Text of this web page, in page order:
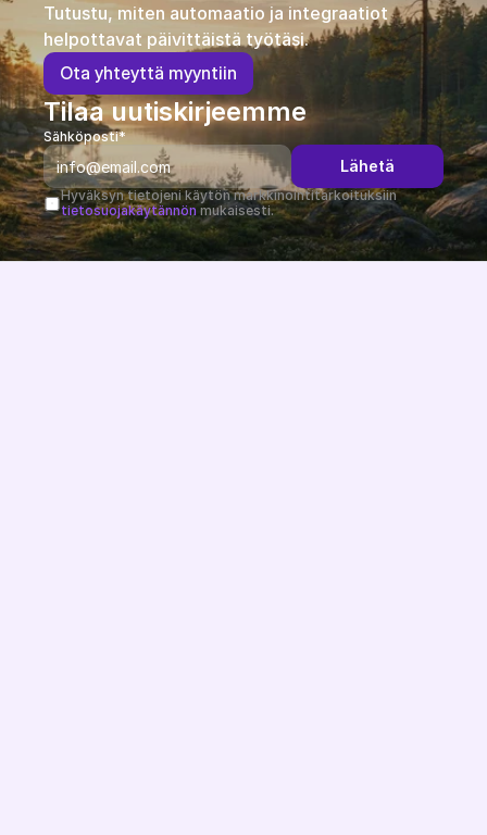
Tutustu, miten automaatio ja integraatiot
helpottavat päivittäistä työtäsi.
Ota yhteyttä myyntiin
Tilaa uutiskirjeemme
Sähköposti*
Lähetä
Hyväksyn tietojeni käytön markkinointitarkoituksiin
tietosuojakäytännön mukaisesti.